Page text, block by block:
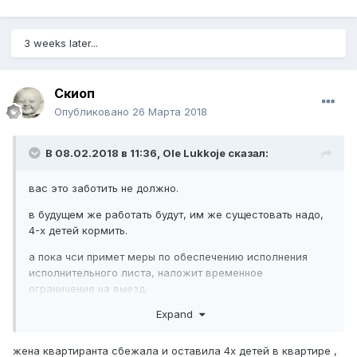
3 weeks later...
Скиоп
Опубликовано 26 Марта 2018
В 08.02.2018 в 11:36, Ole Lukkoje сказал:
вас это заботить не должно.
в будущем же работать будут, им же сущестовать надо,
4-х детей кормить.
а пока чси примет меры по обеспечению исполнения
исполнительного листа, наложит временное
ограничение на выезд.
Expand
жена квартиранта сбежала и оставила 4х детей в квартире ,